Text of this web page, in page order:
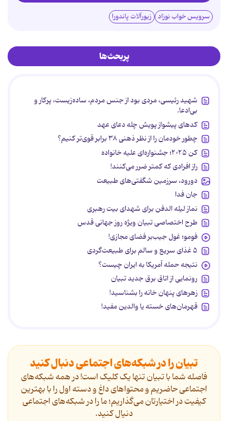
سرویس خواب نوزاد زیورآلات پاندورا
پربحث‌ها
شهید رئیسی، مردی بود از جنس مردم، ساده‌زیست، پرکار و
بی‌ادعا.
کدهای پیشواز پویش چله دعای عهد
چطور خودمان را از نظر ذهنی ۳۸ برابر قوی‌تر کنیم؟
کن ۲۰۲۵؛ جشنواره‌ای علیه خانواده
راز افرادی که کمتر ضرر می‌کنند!
دورود، سرزمین شگفتی‌های طبیعت
جان فدا
نماز لیله الدفن برای شهدای بیت رهبری
طرح اختصاصی تبیان ویژه روز جهانی قدس
فومو؛ غول جیب‌بر فضای مجازی!
۵ غذای سریع و سالم برای طبیعت‌گردی
نتیجه حمله آمریکا به ایران چیست؟
رونمایی از اتاق برق جدید تبیان
زهرهای پنهان خانه را بشناسید!
قهرمان‌های خسته یا والدین مفید!
تبیان را در شبکه‌های اجتماعی دنبال کنید
فاصله شما با تبیان تنها یک کلیک است! در همه شبکه‌های
اجتماعی حاضریم و محتواهای داغ و دسته اول را با بهترین
کیفیت در اختیارتان می‌گذاریم؛ ما را در شبکه‌های اجتماعی
دنیال کنید.